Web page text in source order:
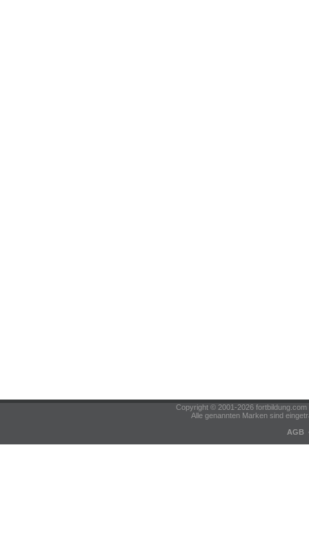
Copyright © 2001-2026
Alle genannten Marken sind
AGB